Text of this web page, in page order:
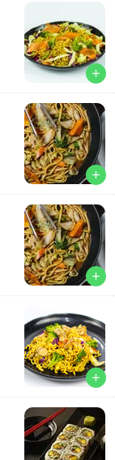
add
add
add
add